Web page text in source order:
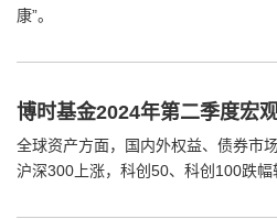
康”。
博时基金2024年第二季度宏
全球资产方面，国内外权益、债券市
沪深300上涨，科创50、科创100跌幅